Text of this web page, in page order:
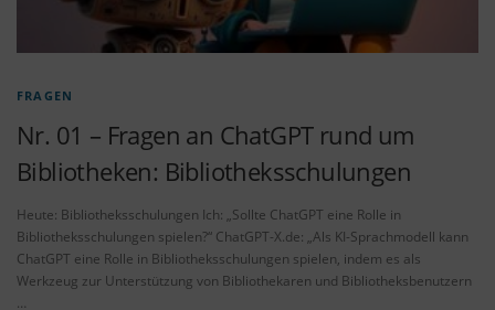
FRAGEN
Nr. 01 – Fragen an ChatGPT rund um
Bibliotheken: Bibliotheksschulungen
Heute: Bibliotheksschulungen Ich: „Sollte ChatGPT eine Rolle in
Bibliotheksschulungen spielen?“ ChatGPT-X.de: „Als KI-Sprachmodell kann
ChatGPT eine Rolle in Bibliotheksschulungen spielen, indem es als
Werkzeug zur Unterstützung von Bibliothekaren und Bibliotheksbenutzern
…